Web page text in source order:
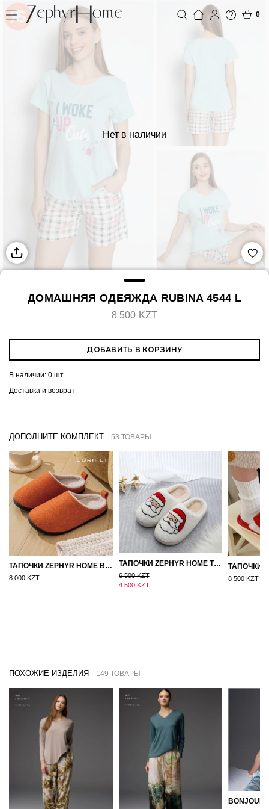
0
Нет в наличии
ДОМАШНЯЯ ОДЕЯЖДА RUBINA 4544 L
8 500 KZT
ДОБАВИТЬ В КОРЗИНУ
В наличии: 0 шт.
Доставка и возврат
ДОПОЛНИТЕ КОМПЛЕКТ 53 ТОВАРЫ
ТАПОЧКИ ZEPHYR HOME ВОЙЛОК ОРАНЖЕВЫЙ
8 000 KZT
ТАПОЧКИ ZEPHYR HOME ТЕДДИ ДЕД МОРОЗ NEW
6 500 KZT
4 500 KZT
8 500 KZT
ПОХОЖИЕ ИЗДЕЛИЯ 149 ТОВАРЫ